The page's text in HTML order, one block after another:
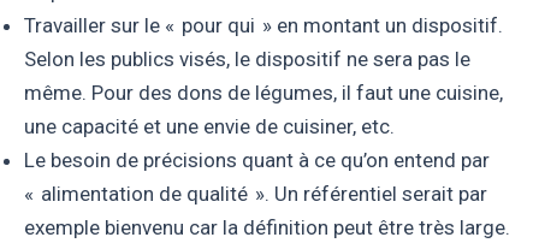
Travailler sur le « pour qui » en montant un dispositif.
Selon les publics visés, le dispositif ne sera pas le
même. Pour des dons de légumes, il faut une cuisine,
une capacité et une envie de cuisiner, etc.
Le besoin de précisions quant à ce qu’on entend par
« alimentation de qualité ». Un référentiel serait par
exemple bienvenu car la définition peut être très large.